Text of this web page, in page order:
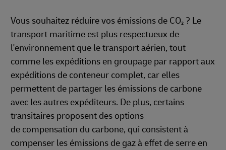
Vous souhaitez réduire vos émissions de CO₂ ? Le
transport maritime est plus respectueux de
l'environnement que le transport aérien, tout
comme les expéditions en groupage par rapport aux
expéditions de conteneur complet, car elles
permettent de partager les émissions de carbone
avec les autres expéditeurs. De plus, certains
transitaires proposent des options
de compensation du carbone, qui consistent à
compenser les émissions de gaz à effet de serre en